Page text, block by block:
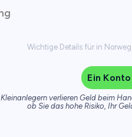
Wichtige Details für in
Ein
verlieren Geld beim
ob Sie das hohe Risiko, Ihr